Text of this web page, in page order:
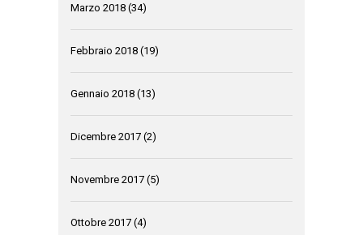
Marzo 2018 (34)
Febbraio 2018 (19)
Gennaio 2018 (13)
Dicembre 2017 (2)
Novembre 2017 (5)
Ottobre 2017 (4)